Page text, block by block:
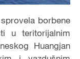
borbene
u teritorijalnim
Huangjan